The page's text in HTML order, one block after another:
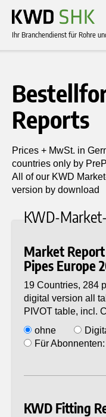
Ihr Branchendienst für Rohre
Reports
Prices + MwSt. in
countries only by
All of our KWD
version by download
KWD-
Market
Pipes Europe
19 Countries, 284
digital version all
PIVOT table, incl.
ohne
Für
KWD Fitting